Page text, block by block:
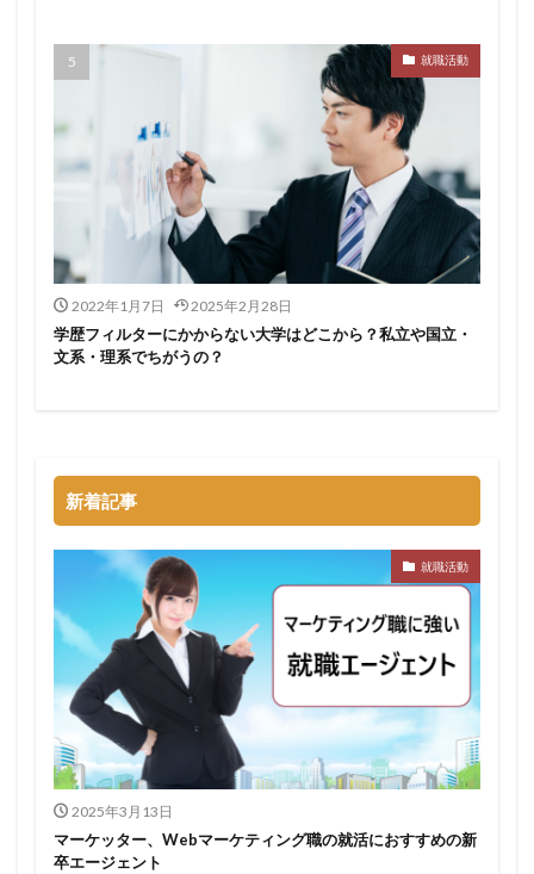
就職活動
2022年1月7日 2025年2月28日
学歴フィルターにかからない大学はどこから？私立や国立・
文系・理系でちがうの？
新着記事
就職活動
2025年3月13日
マーケッター、Webマーケティング職の就活におすすめの新
卒エージェント
CAMPUS CAREER
20代
dodaキャンパス
2025卒
2024卒
2024
2023 1年目
1ヵ月未満
DiG UP CAREER DYM就職
Sier
SE Re就活
Premiumスカウト
pacebox
ONECAREER OfferBox
NNT
Meets Company
Maenomery
JOBRASS新卒
JAIC
やめても生きていける
みなし手当
やり方
ミーツカンパニー
マイナビ新卒紹介
マイナビジョブ20'sスカウト
マイナビジョブ20's
マイナビ
マーケティング
やりたくない
やり方がわからない
ホワイト企業ランキング
不人気業界
人生終了
二次面接
二次募集 事務職
九州地方
中小企業
ユニスタイル
一次面接